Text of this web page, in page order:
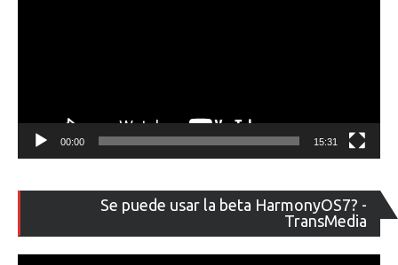
00:00 15:31
Se puede usar la beta HarmonyOS7? -
TransMedia
de